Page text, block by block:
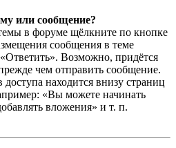
или сообщение?
в форуме щёлкните по кнопке
сообщения в теме
Возможно, придётся
чем отправить сообщение.
находится внизу страниц
«Вы можете начинать
вложения» и т. п.